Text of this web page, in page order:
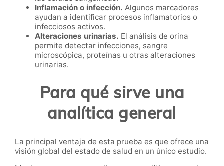
Inflamación o infección. Algunos marcadores
ayudan a identificar procesos inflamatorios o
infecciosos activos.
Alteraciones urinarias. El análisis de orina
permite detectar infecciones, sangre
microscópica, proteínas u otras alteraciones
urinarias.
Para qué sirve una
analítica general
La principal ventaja de esta prueba es que ofrece una
visión global del estado de salud en un único estudio.